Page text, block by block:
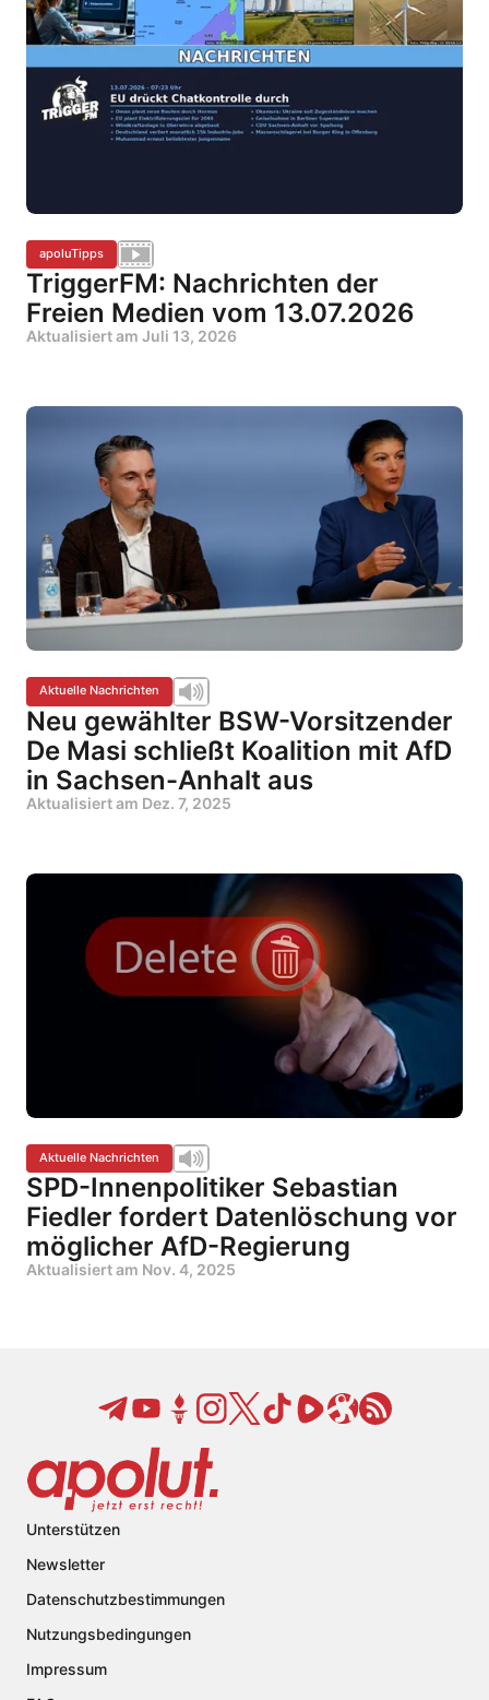
apoluTipps
TriggerFM: Nachrichten der
Freien Medien vom 13.07.2026
Aktualisiert am Juli 13, 2026
Aktuelle Nachrichten
Neu gewählter BSW-Vorsitzender
De Masi schließt Koalition mit AfD
in Sachsen-Anhalt aus
Aktualisiert am Dez. 7, 2025
Aktuelle Nachrichten
SPD-Innenpolitiker Sebastian
Fiedler fordert Datenlöschung vor
möglicher AfD-Regierung
Aktualisiert am Nov. 4, 2025
Unterstützen
Newsletter
Datenschutzbestimmungen
Nutzungsbedingungen
Impressum